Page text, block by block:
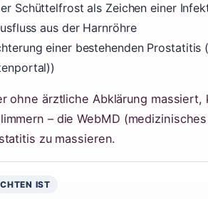
Schüttelfrost als Zeichen einer
aus der Harnröhre
einer bestehenden Prostatitis
ohne ärztliche Abklärung
– die WebMD
zu massieren.
IST